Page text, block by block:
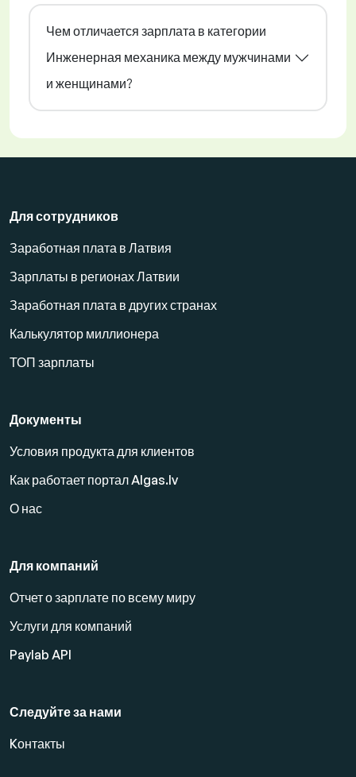
Чем отличается зарплата в категории
Инженерная механика между мужчинами
и женщинами?
Для сотрудников
Заработная плата в Латвия
Зарплаты в регионах Латвии
Заработная плата в других странах
Калькулятор миллионера
ТОП зарплаты
Документы
Условия продукта для клиентов
Как работает портал Algas.lv
О нас
Для компаний
Отчет о зарплате по всему миру
Услуги для компаний
Paylab API
Следуйте за нами
Kонтакты